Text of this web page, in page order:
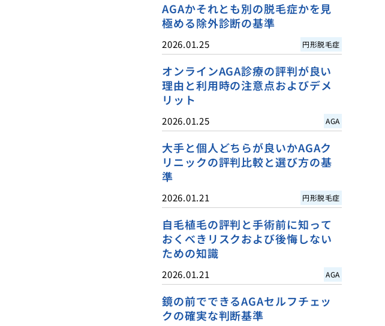
AGAかそれとも別の脱毛症かを見
極める除外診断の基準
2026.01.25 円形脱毛症
オンラインAGA診療の評判が良い
理由と利用時の注意点およびデメ
リット
2026.01.25 AGA
大手と個人どちらが良いかAGAク
リニックの評判比較と選び方の基
準
2026.01.21 円形脱毛症
自毛植毛の評判と手術前に知って
おくべきリスクおよび後悔しない
ための知識
2026.01.21 AGA
鏡の前でできるAGAセルフチェッ
クの確実な判断基準